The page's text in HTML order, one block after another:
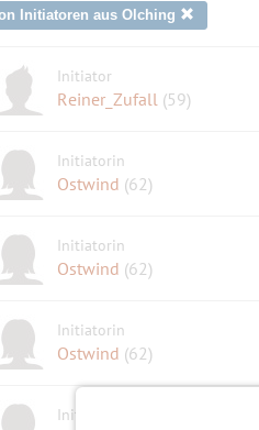
Initiatoren aus Olching
Initiator
Reiner_Zufall (59)
Initiatorin
Ostwind (62)
Initiatorin
Ostwind (62)
Initiatorin
Ostwind (62)
Initiatorin